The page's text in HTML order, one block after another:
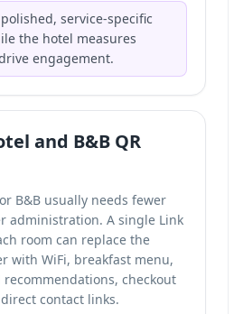
service-specific
the hotel measures
engagement.
and B&B QR
B&B usually needs fewer
administration. A single Link
room can replace the
with WiFi, breakfast menu,
recommendations, checkout
contact links.